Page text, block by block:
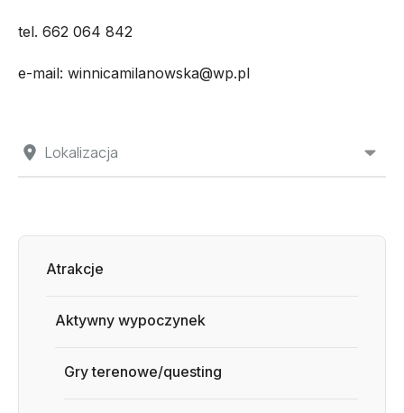
Lokalizacja
tel. 662 064 842
e-mail: winnicamilanowska@wp.pl
Atrakcje
Aktywny wypoczynek
Gry terenowe/questing